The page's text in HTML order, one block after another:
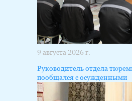
9 августа 2026 г.
Руководитель отдела
пообщался с осужденными